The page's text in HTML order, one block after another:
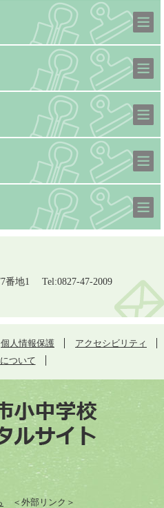
番地1 Tel:0827-47-2009
個人情報保護
アクセシビリティ
ついて
＜外部リンク＞